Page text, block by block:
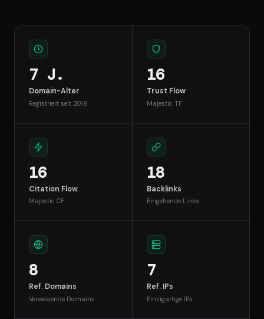
7 J.
Domain-Alter
Registriert seit 2019
16
Trust Flow
Majestic TF
16
Citation Flow
Majestic CF
18
Backlinks
Eingehende Links
8
Ref. Domains
Verweisende Domains
7
Ref. IPs
Einzigartige IPs